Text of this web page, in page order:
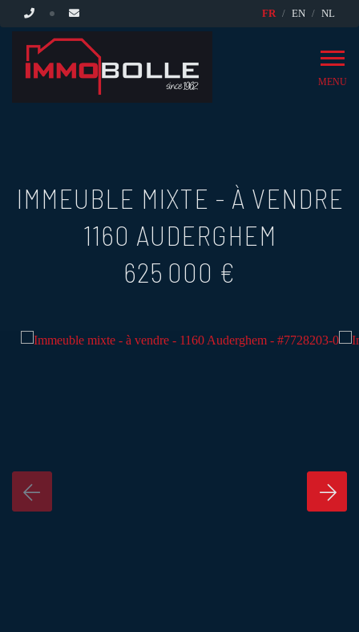
FR EN NL
MENU
IMMEUBLE MIXTE - À VENDRE
1160 AUDERGHEM
625 000 €